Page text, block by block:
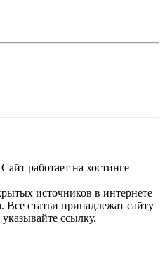
работает на хостинге
источников в интернете
статьи принадлежат сайту
ссылку.